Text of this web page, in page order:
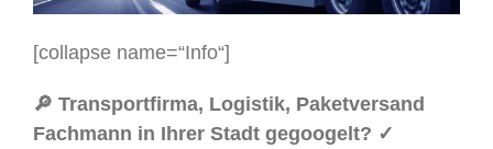
[collapse name=“Info“]
🔎 Transportfirma, Logistik, Paketversand
Fachmann in Ihrer Stadt gegoogelt? ✓